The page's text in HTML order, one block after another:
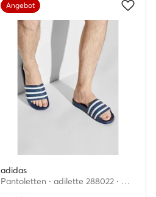
Angebot
adidas
Pantoletten · adilette 288022 · Dunkelblau